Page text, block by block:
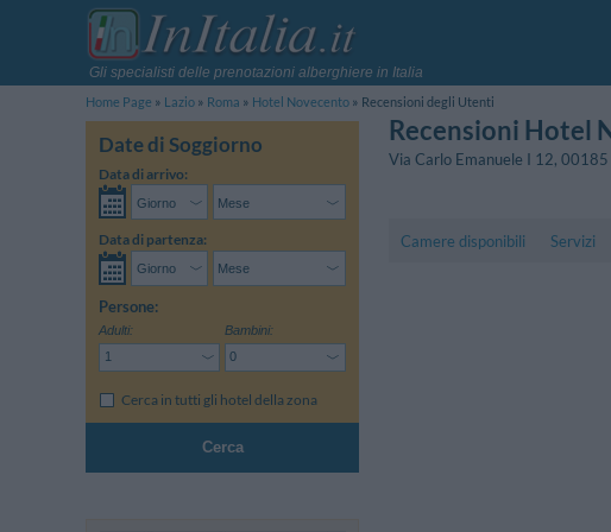
Gli specialisti delle prenotazioni alberghiere in Italia
Home Page
Lazio Roma Hotel Novecento Recensioni degli Utenti
Date di Soggiorno
Data di arrivo:
Data di partenza:
Persone:
Adulti: Bambini:
Cerca in tutti gli hotel della zona
Cerca
Recensioni Hotel
Via Carlo Emanuele I 12, 00185
Camere disponibili Servizi